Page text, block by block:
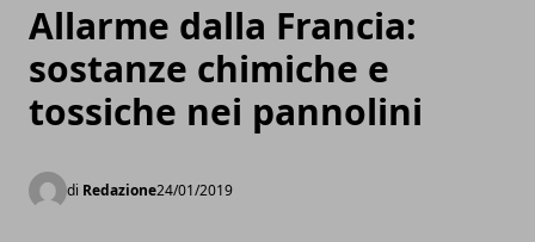
Allarme dalla Francia:
sostanze chimiche e
tossiche nei pannolini
di Redazione24/01/2019